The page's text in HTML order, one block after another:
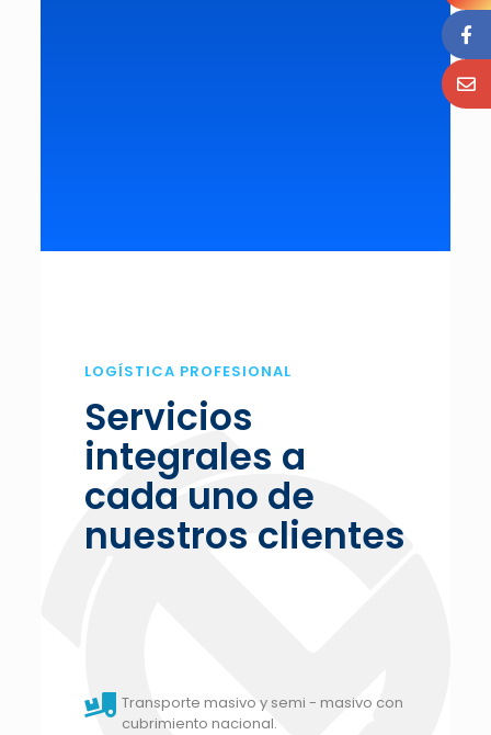
LOGÍSTICA PROFESIONAL
Servicios
integrales a
cada uno de
nuestros clientes
Transporte masivo y semi - masivo con
cubrimiento nacional.